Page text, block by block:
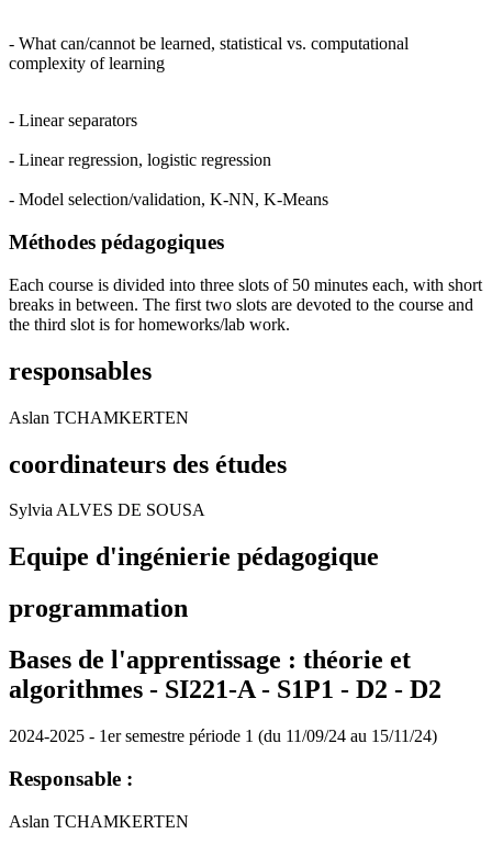
- What can/cannot be learned, statistical vs. computational
complexity of learning
- Linear separators
- Linear regression, logistic regression
- Model selection/validation, K-NN, K-Means
Méthodes pédagogiques
Each course is divided into three slots of 50 minutes each, with short
breaks in between. The first two slots are devoted to the course and
the third slot is for homeworks/lab work.
responsables
Aslan TCHAMKERTEN
coordinateurs des études
Sylvia ALVES DE SOUSA
Equipe d'ingénierie pédagogique
programmation
Bases de l'apprentissage : théorie et
algorithmes - SI221-A - S1P1 - D2 - D2
2024-2025 - 1er semestre période 1 (du 11/09/24 au 15/11/24)
Responsable :
Aslan TCHAMKERTEN